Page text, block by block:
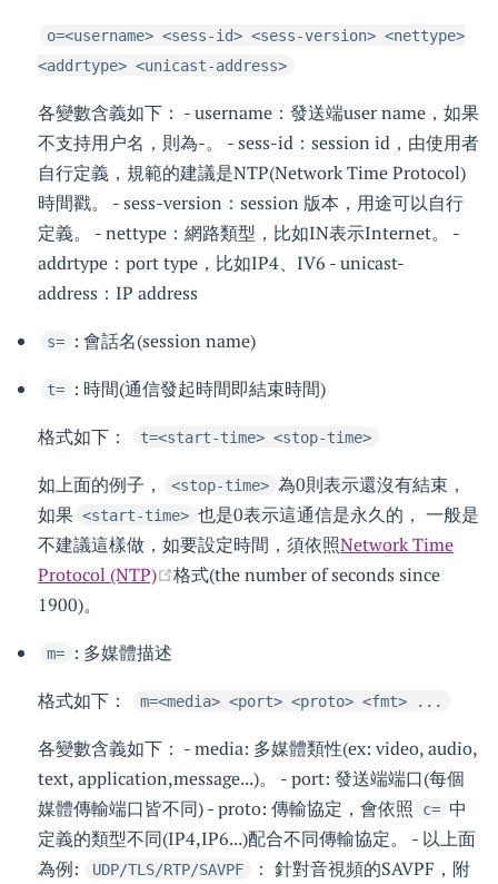
o=<username> <sess-id> <sess-version> <nettype>
<addrtype> <unicast-address>
各變數含義如下： - username：發送端user name，如果
不支持用户名，則為-。 - sess-id：session id，由使用者
自行定義，規範的建議是NTP(Network Time Protocol)
時間戳。 - sess-version：session 版本，用途可以自行
定義。 - nettype：網路類型，比如IN表示Internet。 -
addrtype：port type，比如IP4、IV6 - unicast-
address：IP address
s= : 會話名(session name)
t=
: 時間(通信發起時間即結束時間)
格式如下：
t=<start-time> <stop-time>
如上面的例子， <stop-time> 為0則表示還沒有結束，
如果 <start-time> 也是0表示這通信是永久的， 一般是
不建議這樣做，如要設定時間，須依照Network Time
Protocol (NTP)
格式(the number of seconds since
1900)。
m=
: 多媒體描述
格式如下：
m=<media> <port> <proto> <fmt> ...
各變數含義如下： - media: 多媒體類性(ex: video, audio,
text, application,message...)。 - port: 發送端端口(每個
媒體傳輸端口皆不同) - proto: 傳輸協定，會依照
c= 中
定義的類型不同(IP4,IP6...)配合不同傳輸協定。 - 以上面
為例:
UDP/TLS/RTP/SAVPF
： 針對音視頻的SAVPF，附